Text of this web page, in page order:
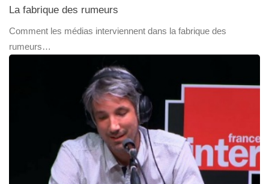
La fabrique des rumeurs
Comment les médias interviennent dans la fabrique des
rumeurs…